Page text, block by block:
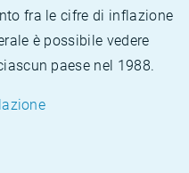
fra le cifre di inflazione
è possibile vedere
paese nel 1988.